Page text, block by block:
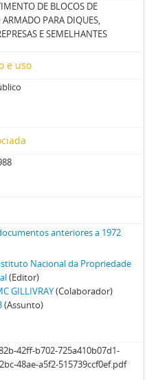
DE BLOCOS DE
ARMADO PARA DIQUES,
E SEMELHANTES
e uso
anteriores a 1972
Nacional da Propriedade
(Editor)
GILLIVRAY(Colaborador)
(Assunto)
42ff-b702-725a410b07d1-
48ae-a5f2-515739ccf0ef.pdf